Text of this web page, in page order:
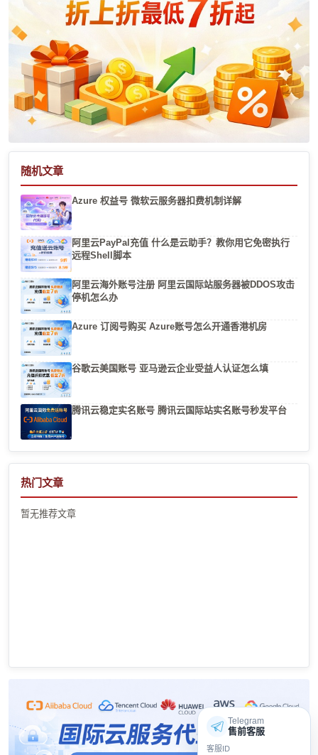
随机文章
Azure 权益号 微软云服务器扣费机制详解
阿里云PayPal充值 什么是云助手？教你用它免密执行
远程Shell脚本
阿里云海外账号注册 阿里云国际站服务器被DDOS攻击
停机怎么办
Azure 订阅号购买 Azure账号怎么开通香港机房
谷歌云美国账号 亚马逊云企业受益人认证怎么填
腾讯云稳定实名账号 腾讯云国际站实名账号秒发平台
热门文章
暂无推荐文章
Telegram
售前客服
客服ID